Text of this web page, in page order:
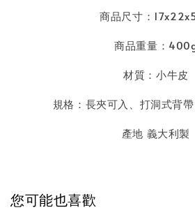
商品尺寸：
商品重量：
材質：小牛皮
規格：長夾可入 、 打洞式背
產地 義大利製
您可能也喜歡